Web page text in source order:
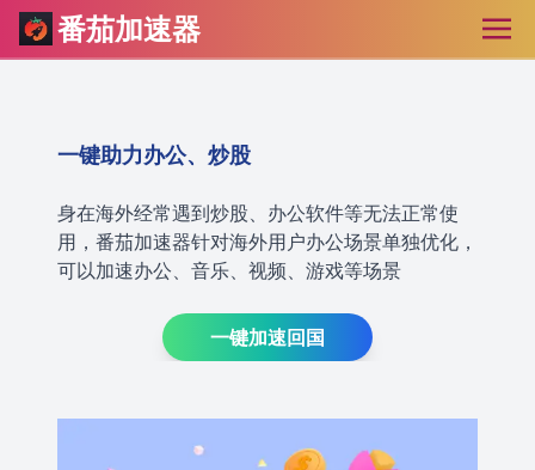
番茄加速器
一键助力办公、炒股
身在海外经常遇到炒股、办公软件等无法正常使
用，番茄加速器针对海外用户办公场景单独优化，
可以加速办公、音乐、视频、游戏等场景
一键加速回国